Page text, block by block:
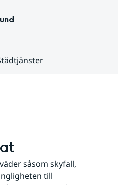
såsom skyfall,
till